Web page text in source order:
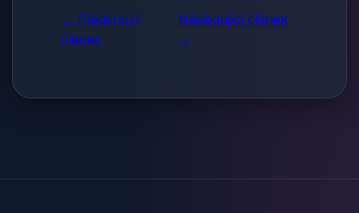
← Předchozí
článek
Následující článek
→